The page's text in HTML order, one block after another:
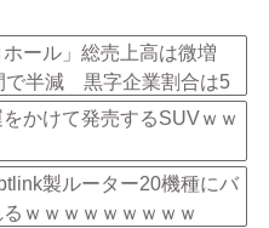
ホール」総売上高は微増
で半減 黒字企業割合は5
をかけて発売するSUVｗｗ
製ルーター20機種にバ
ｗｗｗｗｗｗｗｗｗ